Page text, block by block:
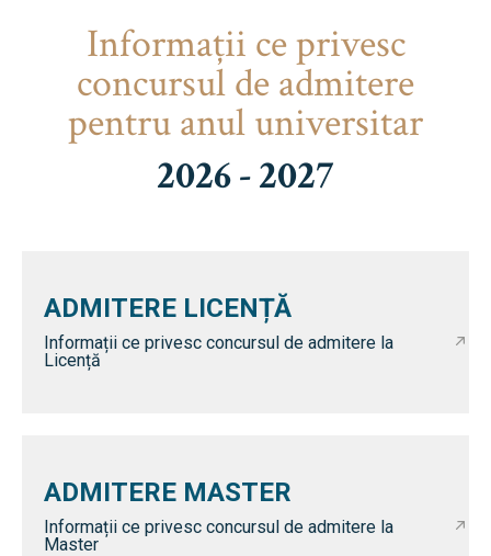
Informaţii ce privesc
concursul de admitere
pentru anul universitar
2026 - 2027
ADMITERE LICENȚĂ
Informații ce privesc concursul de admitere la
Licență
ADMITERE MASTER
Informații ce privesc concursul de admitere la
Master